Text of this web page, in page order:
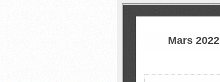
Mars 2022